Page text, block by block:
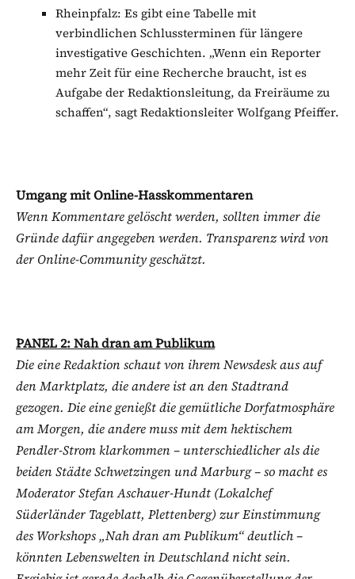
Rheinpfalz: Es gibt eine Tabelle mit
verbindlichen Schlussterminen für längere
investigative Geschichten. „Wenn ein Reporter
mehr Zeit für eine Recherche braucht, ist es
Aufgabe der Redaktionsleitung, da Freiräume zu
schaffen“, sagt Redaktionsleiter Wolfgang Pfeiffer.
Umgang mit Online-Hasskommentaren
Wenn Kommentare gelöscht werden, sollten immer die
Gründe dafür angegeben werden. Transparenz wird von
der Online-Community geschätzt.
PANEL 2: Nah dran am Publikum
Die eine Redaktion schaut von ihrem Newsdesk aus auf
den Marktplatz, die andere ist an den Stadtrand
gezogen. Die eine genießt die gemütliche Dorfatmosphäre
am Morgen, die andere muss mit dem hektischem
Pendler-Strom klarkommen – unterschiedlicher als die
beiden Städte Schwetzingen und Marburg – so macht es
Moderator Stefan Aschauer-Hundt (Lokalchef
Süderländer Tageblatt, Plettenberg) zur Einstimmung
des Workshops „Nah dran am Publikum“ deutlich –
könnten Lebenswelten in Deutschland nicht sein.